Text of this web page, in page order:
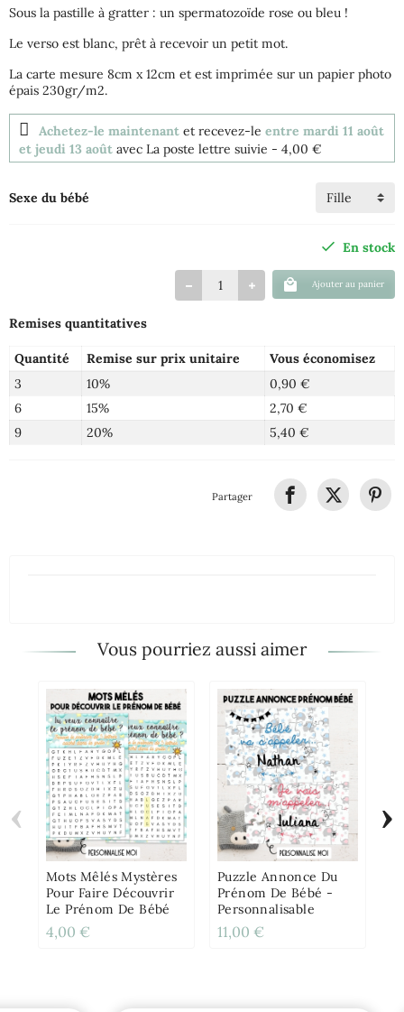
Sous la pastille à gratter : un spermatozoïde rose ou bleu !
Le verso est blanc, prêt à recevoir un petit mot.
La carte mesure 8cm x 12cm et est imprimée sur un papier photo
épais 230gr/m2.
Achetez-le maintenant et recevez-le entre mardi 11 août
et jeudi 13 août avec La poste lettre suivie - 4,00 €
Sexe du bébé
En stock
Ajouter au panier
Remises quantitatives
Quantité Remise sur prix unitaire
Vous économisez
3
10%
0,90 €
6
15%
2,70 €
9
20% 5,40 €
Partager
Vous pourriez aussi aimer
Mots Mêlés Mystères
Pour Faire Découvrir
Le Prénom De Bébé
4,00 €
Puzzle Annonce Du
Prénom De Bébé -
Personnalisable
11,00 €
‹ ›